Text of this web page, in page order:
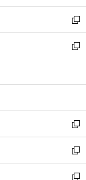
開
く
ウ
で
開
く
ン
ド
ウ
で
ウ
ィ
ン
ド
開
新
し
い
ン
ウ
で
開
く
新
ウ
ン
ド
ウ
で
開
く
新
し
い
ウ
ィ
新
し